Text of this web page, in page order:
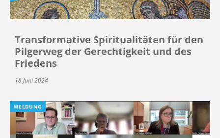
Transformative Spiritualitäten für den
Pilgerweg der Gerechtigkeit und des
Friedens
18 Juni 2024
MELDUNG